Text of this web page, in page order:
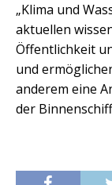
„Klima und
aktuellen
Öffentlichkeit
und
anderem eine
der